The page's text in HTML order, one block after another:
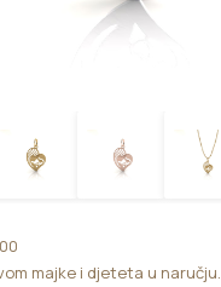
majke i djeteta u naručju.